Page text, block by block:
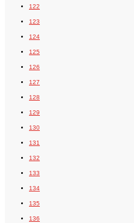
122
123
124
125
126
127
128
129
130
131
132
133
134
135
136